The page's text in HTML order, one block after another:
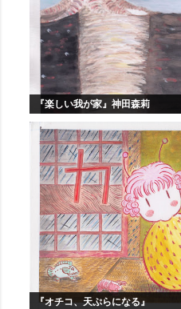
『楽しい我が家』神田森莉
『オチコ、天ぷらになる』